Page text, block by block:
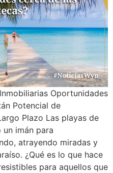
Oportunidades
Potencial de
Plazo Las playas de
imán para
atrayendo miradas y
¿Qué es lo que hace
para aquellos que